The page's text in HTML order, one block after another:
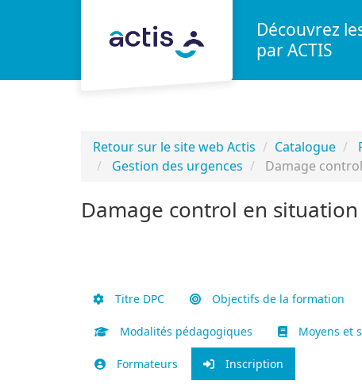
Découvrez
par ACTIS
Retour sur le site web Actis Catalogue
Gestion des urgences
Damage
Damage control en situation
Titre DPC Objectifs de la formation
Modalités pédagogiques Moyens et
Formateurs Inscription